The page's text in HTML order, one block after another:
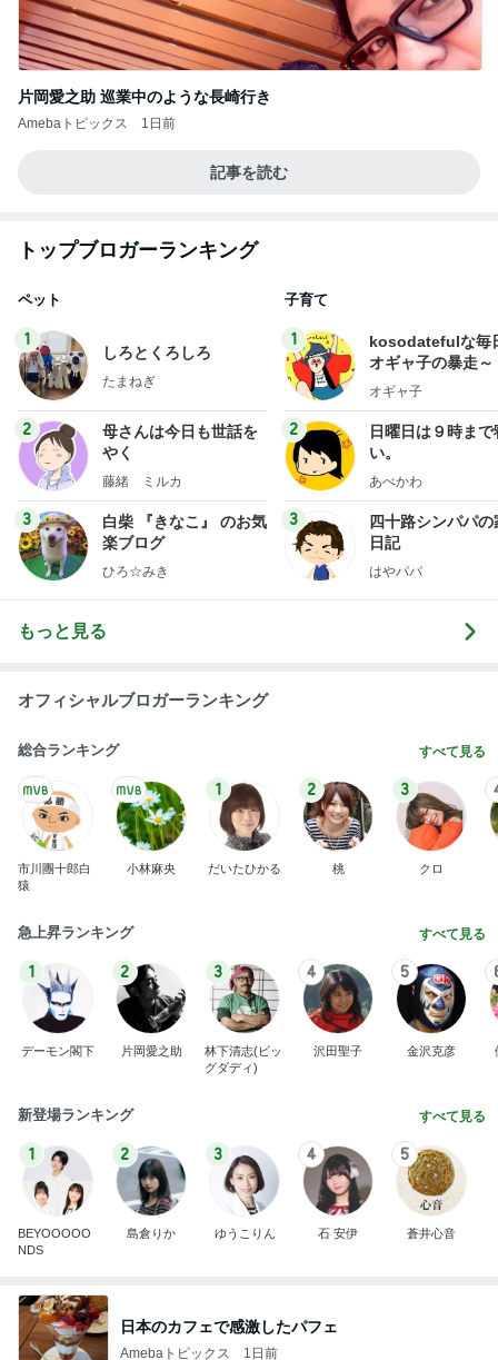
片岡愛之助 巡業中のような長崎行き
Amebaトピックス 1日前
記事を読む
トップブロガーランキング
ペット
1
しろとくろしろ
たまねぎ
2
母さんは今日も世話を
やく
藤緒 ミルカ
3
白柴 『きなこ』 のお気
楽ブログ
ひろ☆みき
子育て
1
kosodatefulな毎
オギャ子の暴走～
オギャ子
2
日曜日は９時まで
い。
あべかわ
3
四十路シンパパの
日記
はやパパ
もっと見る
オフィシャルブロガーランキング
総合ランキング すべて見る
市川團十郎白
猿
小林麻央
1
だいたひかる
2
桃
3
クロ
急上昇ランキング すべて見る
1
デーモン閣下
2
片岡愛之助
3
林下清志(ビッ
グダディ)
4
沢田聖子
5
金沢克彦
新登場ランキング すべて見る
1
BEYOOOOO
NDS
2
島倉りか
3
ゆうこりん
4
石 安伊
5
蒼井心音
日本のカフェで感激したパフェ
Amebaトピックス 1日前